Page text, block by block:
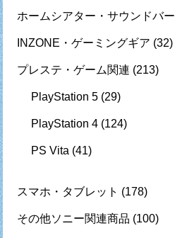
ホームシアター・サウンドバー
INZONE・ゲーミングギア (32)
プレステ・ゲーム関連 (213)
PlayStation 5 (29)
PlayStation 4 (124)
PS Vita (41)
スマホ・タブレット (178)
その他ソニー関連商品 (100)